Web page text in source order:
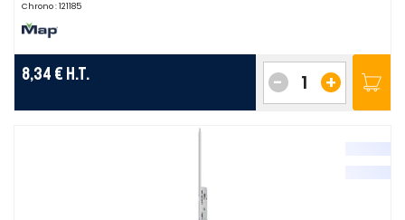
Chrono : 121185
8,34 € H.T. +
-